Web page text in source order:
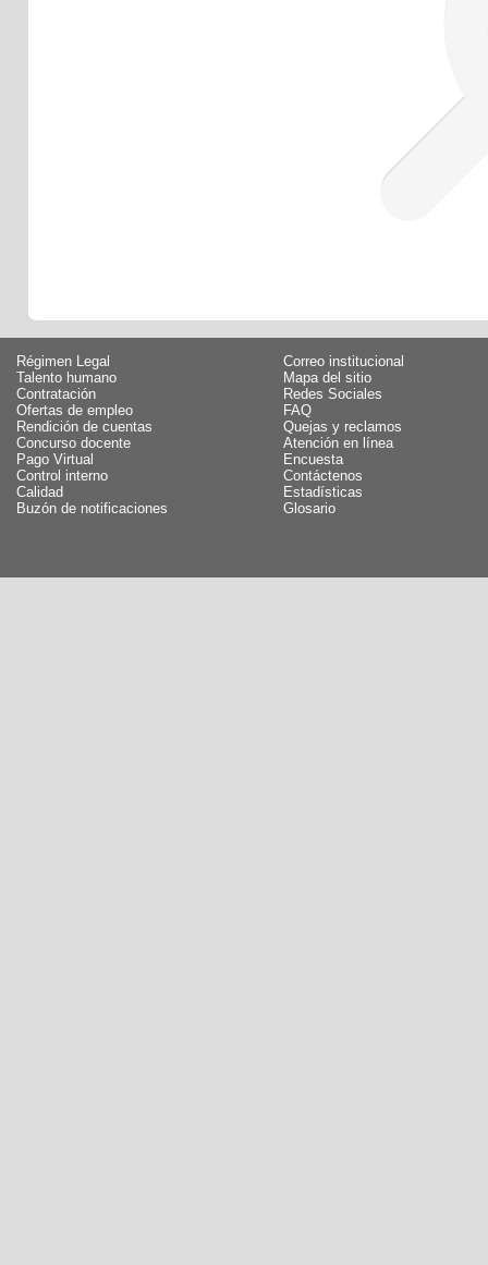
Régimen Legal
Talento humano
Contratación
Ofertas de empleo
Rendición de cuentas
Concurso docente
Pago Virtual
Control interno
Calidad
Buzón de notificaciones
Correo institucional
Mapa del sitio
Redes Sociales
FAQ
Quejas y reclamos
Atención en línea
Encuesta
Contáctenos
Estadísticas
Glosario